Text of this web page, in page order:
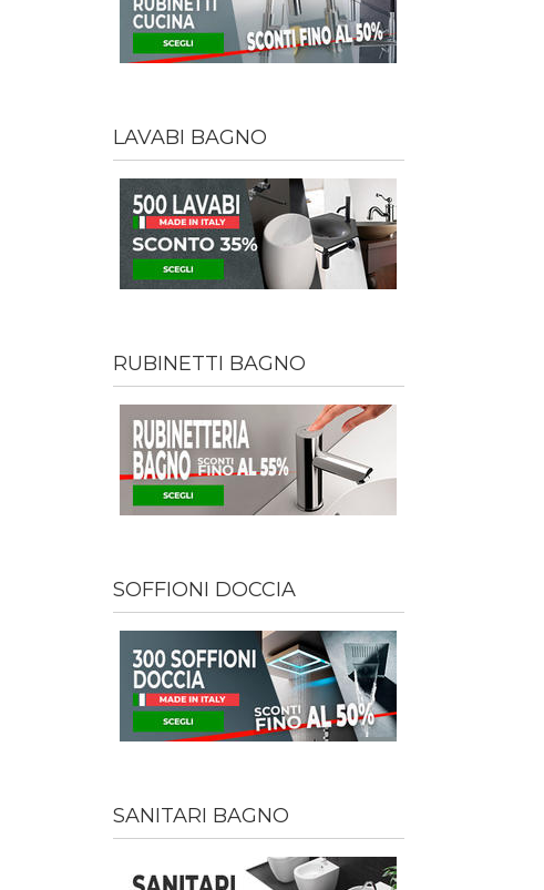
LAVABI BAGNO
RUBINETTI BAGNO
SOFFIONI DOCCIA
SANITARI BAGNO